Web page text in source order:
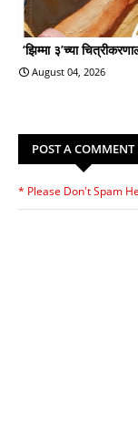
‘झिम्मा ३’च्या
August 04, 2026
POST A COMMENT
* Please Don't Spam